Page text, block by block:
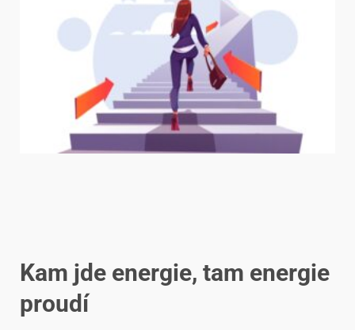
Kam jde energie, tam energie
proudí